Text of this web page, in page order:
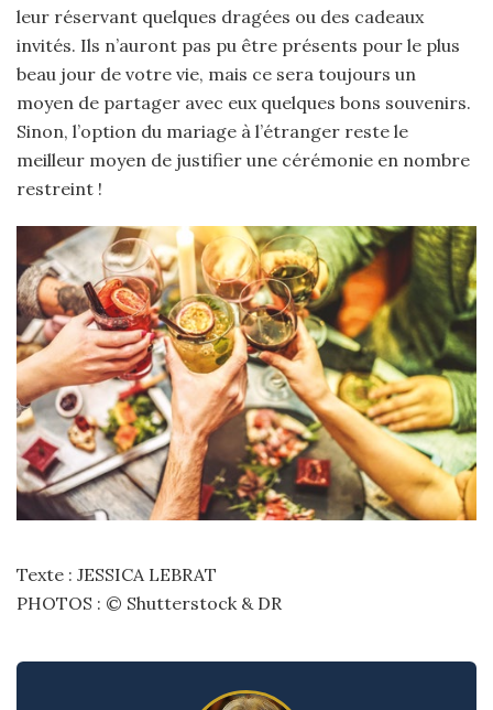
leur réservant quelques dragées ou des cadeaux
invités. Ils n’auront pas pu être présents pour le plus
beau jour de votre vie, mais ce sera toujours un
moyen de partager avec eux quelques bons souvenirs.
Sinon, l’option du mariage à l’étranger reste le
meilleur moyen de justifier une cérémonie en nombre
restreint !
Texte : JESSICA LEBRAT
PHOTOS : © Shutterstock & DR